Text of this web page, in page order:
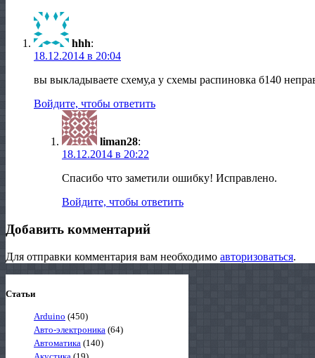
hhh:
18.12.2014 в 20:04
вы выкладываете схему,а у схемы распиновка б140
Войдите, чтобы ответить
liman28:
18.12.2014 в 20:22
Спасибо что заметили ошибку! Исправлено.
Войдите, чтобы ответить
Добавить комментарий
Для отправки комментария вам необходимо авторизоваться.
Статьи
Arduino (450)
Авто-электроника (64)
Автоматика (140)